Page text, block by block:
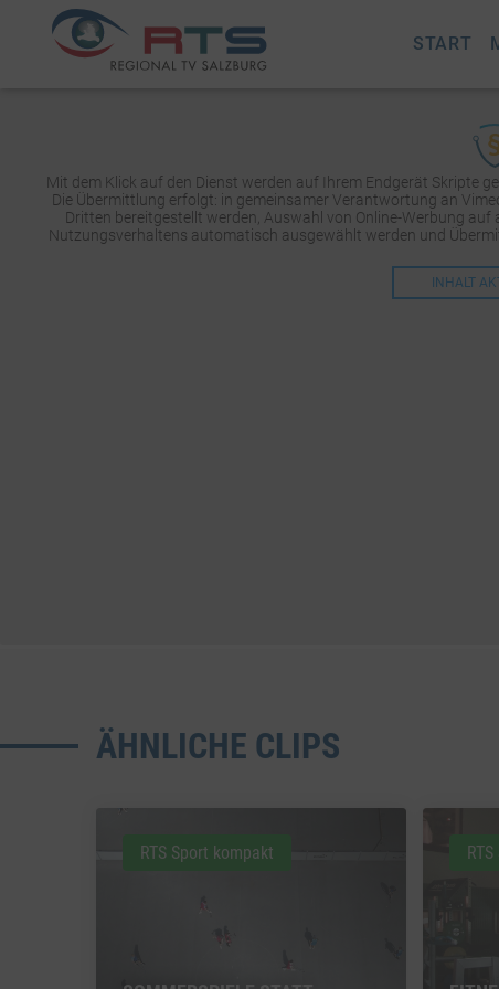
START
Mit dem Klick auf den Dienst werden auf Ihrem Endgerät Skripte
Die Übermittlung erfolgt: in gemeinsamer Verantwortung an
Dritten bereitgestellt werden, Auswahl von Online-Werbung
Nutzungsverhaltens automatisch ausgewählt werden und
INHALT
ÄHNLICHE CLIPS
RTS Sport kompakt